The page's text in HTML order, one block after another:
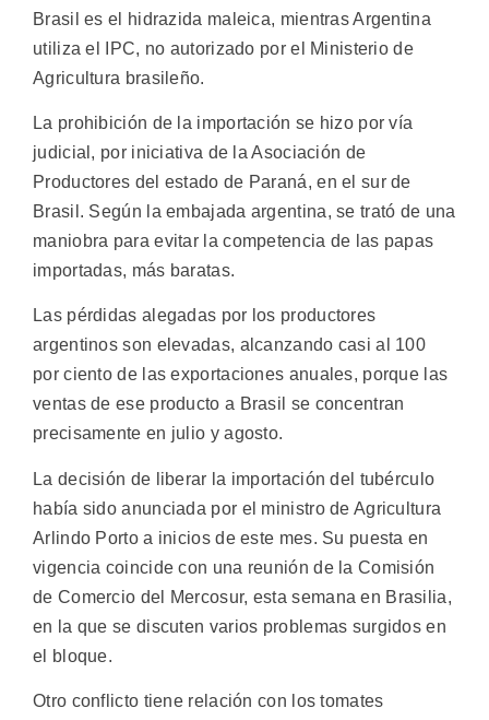
Brasil es el hidrazida maleica, mientras Argentina
utiliza el IPC, no autorizado por el Ministerio de
Agricultura brasileño.
La prohibición de la importación se hizo por vía
judicial, por iniciativa de la Asociación de
Productores del estado de Paraná, en el sur de
Brasil. Según la embajada argentina, se trató de una
maniobra para evitar la competencia de las papas
importadas, más baratas.
Las pérdidas alegadas por los productores
argentinos son elevadas, alcanzando casi al 100
por ciento de las exportaciones anuales, porque las
ventas de ese producto a Brasil se concentran
precisamente en julio y agosto.
La decisión de liberar la importación del tubérculo
había sido anunciada por el ministro de Agricultura
Arlindo Porto a inicios de este mes. Su puesta en
vigencia coincide con una reunión de la Comisión
de Comercio del Mercosur, esta semana en Brasilia,
en la que se discuten varios problemas surgidos en
el bloque.
Otro conflicto tiene relación con los tomates